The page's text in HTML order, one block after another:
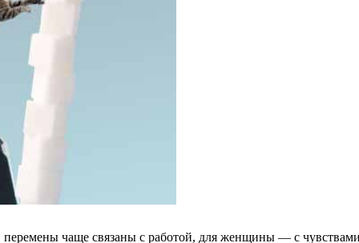
перемены чаще связаны с работой, для женщины — с